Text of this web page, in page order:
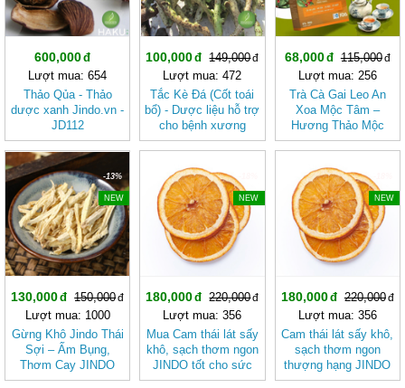
600,000
Lượt mua: 654
Thảo Qủa - Thảo
dược xanh Jindo.vn -
JD112
100,000
149,000
Lượt mua: 472
Tắc Kè Đá (Cốt toái
bổ) - Dược liệu hỗ trợ
cho bệnh xương
khớp và bệnh thận
68,000
115,000
Lượt mua: 256
Trà Cà Gai Leo An
Xoa Mộc Tâm –
Hương Thảo Mộc
Cho Ngày Thư Thái
-13%
NEW
130,000
150,000
Lượt mua: 1000
Gừng Khô Jindo Thái
Sợi – Ấm Bụng,
Thơm Cay JINDO
NEW
180,000
220,000
Lượt mua: 356
Mua Cam thái lát sấy
khô, sạch thơm ngon
JINDO tốt cho sức
khỏe
NEW
180,000
220,000
Lượt mua: 356
Cam thái lát sấy khô,
sạch thơm ngon
thượng hạng JINDO
tốt cho sức khỏe